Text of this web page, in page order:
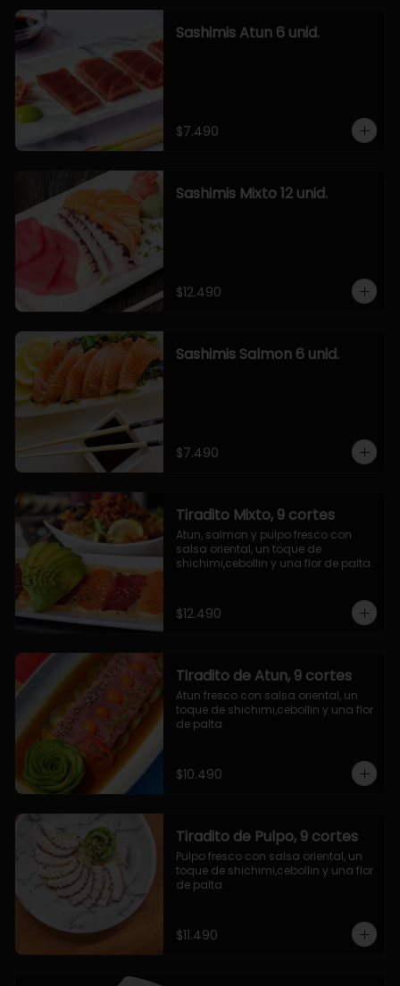
Sashimis Atun 6 unid.
$7.490
Sashimis Mixto 12 unid.
$12.490
Sashimis Salmon 6 unid.
$7.490
Tiradito Mixto, 9 cortes
Atun, salmon y pulpo fresco con
salsa oriental, un toque de
shichimi,cebollin y una flor de palta.
$12.490
Tiradito de Atun, 9 cortes
Atun fresco con salsa oriental, un
toque de shichimi,cebollin y una flor
de palta.
$10.490
Tiradito de Pulpo, 9 cortes
Pulpo fresco con salsa oriental, un
toque de shichimi,cebollin y una flor
de palta.
$11.490